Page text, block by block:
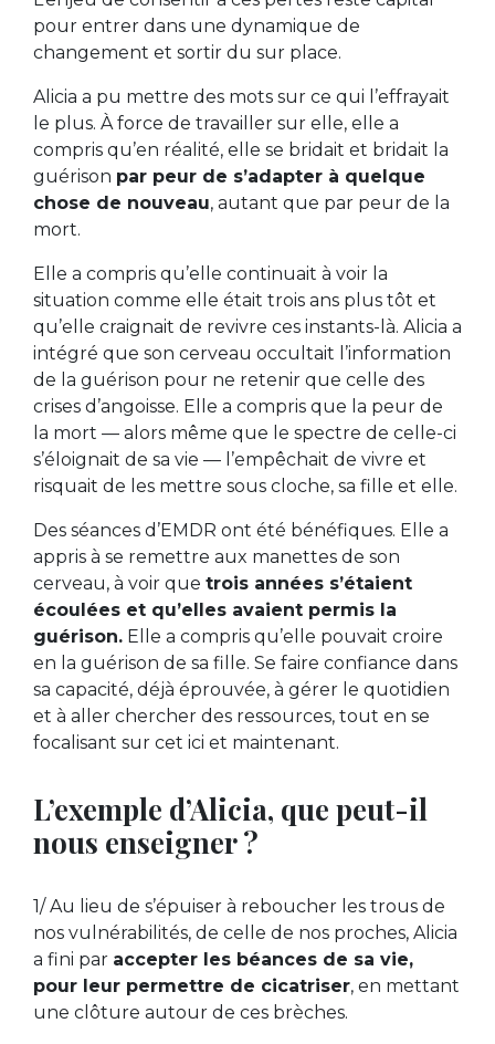
pour entrer dans une dynamique de
changement et sortir du sur place.
Alicia a pu mettre des mots sur ce qui l’effrayait
le plus. À force de travailler sur elle, elle a
compris qu’en réalité, elle se bridait et bridait la
guérison par peur de s’adapter à quelque
chose de nouveau, autant que par peur de la
mort.
Elle a compris qu’elle continuait à voir la
situation comme elle était trois ans plus tôt et
qu’elle craignait de revivre ces instants-là. Alicia a
intégré que son cerveau occultait l’information
de la guérison pour ne retenir que celle des
crises d’angoisse. Elle a compris que la peur de
la mort — alors même que le spectre de celle-ci
s’éloignait de sa vie — l’empêchait de vivre et
risquait de les mettre sous cloche, sa fille et elle.
Des séances d’EMDR ont été bénéfiques. Elle a
appris à se remettre aux manettes de son
cerveau, à voir que trois années s’étaient
écoulées et qu’elles avaient permis la
guérison. Elle a compris qu’elle pouvait croire
en la guérison de sa fille. Se faire confiance dans
sa capacité, déjà éprouvée, à gérer le quotidien
et à aller chercher des ressources, tout en se
focalisant sur cet ici et maintenant.
L’exemple d’Alicia, que peut-il
nous enseigner ?
1/ Au lieu de s’épuiser à reboucher les trous de
nos vulnérabilités, de celle de nos proches, Alicia
a fini par accepter les béances de sa vie,
pour leur permettre de cicatriser, en mettant
une clôture autour de ces brèches.